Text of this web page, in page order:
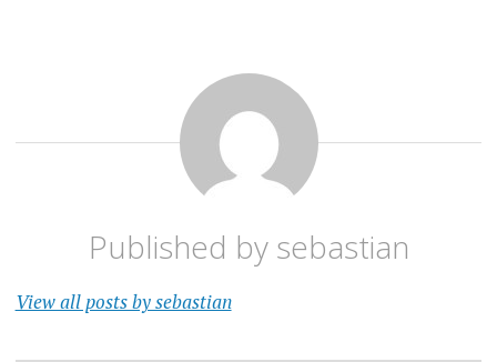
Published by sebastian
View all posts by sebastian